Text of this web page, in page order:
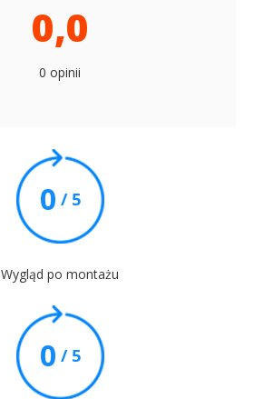
0,0
0 opinii
0 / 5
Wygląd po montażu
0 / 5